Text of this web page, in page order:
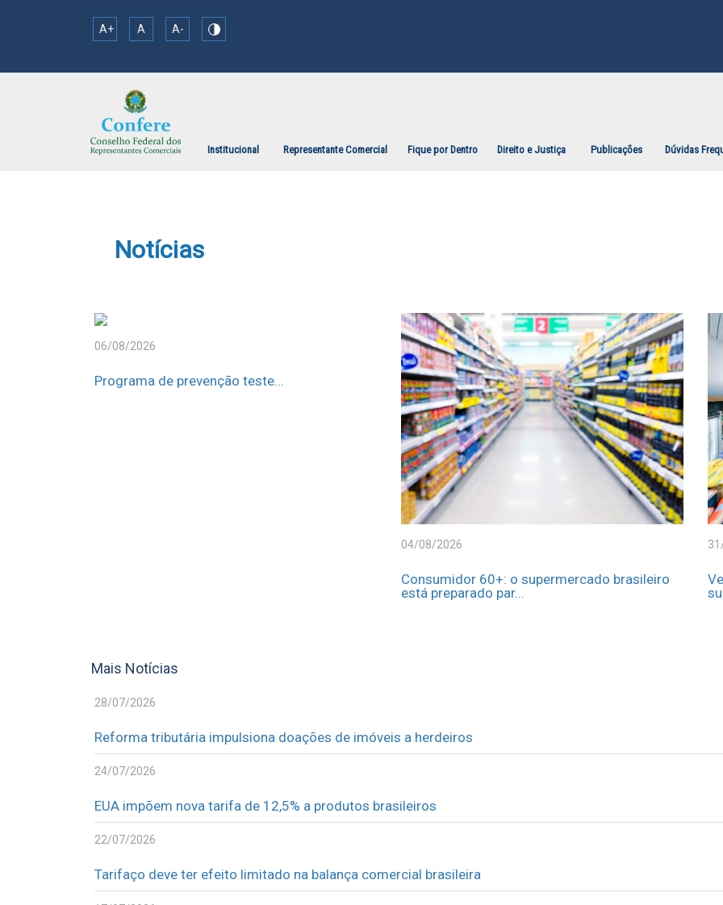
A+ A A-
Institucional Representante Comercial Fique por Dentro Direito e Justiça Publicações Dúvidas
Notícias
06/08/2026
Programa de prevenção teste...
04/08/2026
Consumidor 60+: o supermercado brasileiro
está preparado par...
Mais Notícias
28/07/2026
Reforma tributária impulsiona doações de imóveis a herdeiros
24/07/2026
EUA impõem nova tarifa de 12,5% a produtos brasileiros
22/07/2026
Tarifaço deve ter efeito limitado na balança comercial brasileira